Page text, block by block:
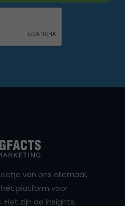
van ons allemaal,
hét platform voor
zijn de insights,